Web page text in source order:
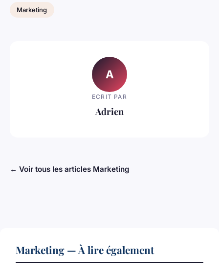
Marketing
A
ECRIT PAR
Adrien
← Voir tous les articles Marketing
Marketing — À lire également